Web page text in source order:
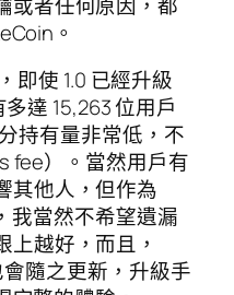
。
即使 1.0 已經升級
達 15,263 位用戶
持有量非常低，不
fee）。當然用戶有
其他人，但作為
我當然不希望遺漏
越好，而且，
隨之更新，升級手